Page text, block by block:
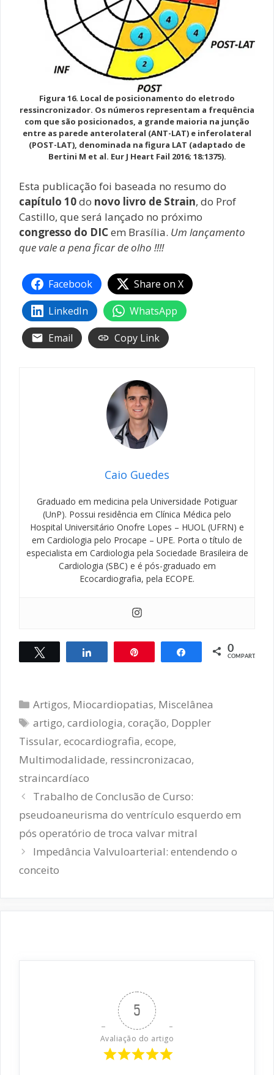
Figura 16. Local de posicionamento do eletrodo
ressincronizador. Os números representam a frequência
com que são posicionados, a grande maioria na junção
entre as parede anterolateral (ANT-LAT) e inferolateral
(POST-LAT), denominada na figura LAT (adaptado de
Bertini M et al. Eur J Heart Fail 2016; 18:1375).
Esta publicação foi baseada no resumo do
capítulo 10do novo livro de Strain, do Prof
Castillo, que será lançado no próximo
congresso do DICem Brasília. Um lançamento
que vale a pena ficar de olho !!!!
Facebook
Share on X
LinkedIn
WhatsApp
Email
Copy Link
Caio Guedes
Graduado em medicina pela Universidade Potiguar
(UnP). Possui residência em Clínica Médica pelo
Hospital Universitário Onofre Lopes – HUOL (UFRN) e
em Cardiologia pelo Procape – UPE. Porta o título de
especialista em Cardiologia pela Sociedade Brasileira de
Cardiologia (SBC) e é pós-graduado em
Ecocardiografia, pela ECOPE.
Compartilhar Compartilhar
0
COMPART.
Categorias
Artigos, Miocardiopatias, Miscelânea
Tags
artigo,cardiologia,coração, Doppler
Tissular, ecocardiografia, ecope,
Multimodalidade, ressincronizacao,
straincardíaco
Navegação
de
post
Trabalho de Conclusão de Curso:
pseudoaneurisma do ventrículo esquerdo em
pós operatório de troca valvar mitral
Impedância Valvuloarterial: entendendo o
conceito
5
Avaliação do artigo